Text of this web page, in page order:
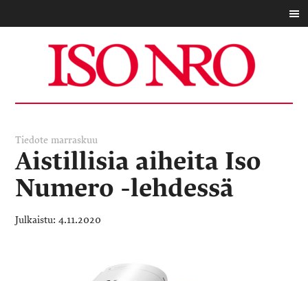
Tiedote marraskuu
Aistillisia aiheita Iso
Numero -lehdessä
4.11.2020